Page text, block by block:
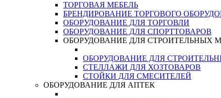
ТОРГОВАЯ МЕБЕЛЬ
БРЕНДИРОВАНИЕ ТОРГОВОГО
ОБОРУДОВАНИЕ ДЛЯ ТОРГОВЛИ
ОБОРУДОВАНИЕ ДЛЯ СПОРТТОВАРОВ
ОБОРУДОВАНИЕ ДЛЯ СТРОИТЕЛЬНЫХ
ОБОРУДОВАНИЕ ДЛЯ
СТЕЛЛАЖИ ДЛЯ ХОЗТОВАРОВ
СТОЙКИ ДЛЯ СМЕСИТЕЛЕЙ
ОБОРУДОВАНИЕ ДЛЯ АПТЕК